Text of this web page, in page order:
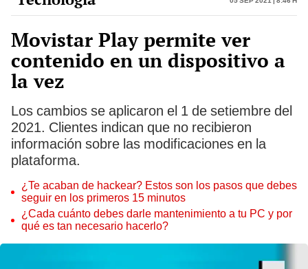
Movistar Play permite ver
contenido en un dispositivo a
la vez
Los cambios se aplicaron el 1 de setiembre del
2021. Clientes indican que no recibieron
información sobre las modificaciones en la
plataforma.
¿Te acaban de hackear? Estos son los pasos que debes
seguir en los primeros 15 minutos
¿Cada cuánto debes darle mantenimiento a tu PC y por
qué es tan necesario hacerlo?